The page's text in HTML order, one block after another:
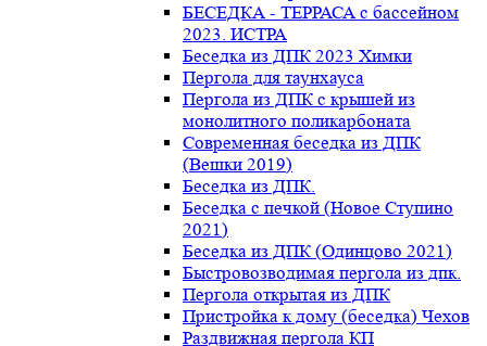
БЕСЕДКА - ТЕРРАСА с бассейном
2023. ИСТРА
Беседка из ДПК 2023 Химки
Пергола для таунхауса
Пергола из ДПК с крышей из
монолитного поликарбоната
Современная беседка из ДПК
(Вешки 2019)
Беседка из ДПК.
Беседка с печкой (Новое Ступино
2021)
Беседка из ДПК (Одинцово 2021)
Быстровозводимая пергола из дпк.
Пергола открытая из ДПК
Пристройка к дому (беседка) Чехов
Раздвижная пергола КП